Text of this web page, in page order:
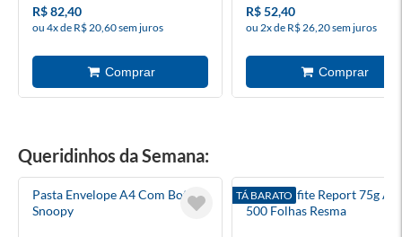
R$ 82,40
ou 4x de R$ 20,60 sem juros
R$ 52,40
ou 2x de R$ 26,20 sem juros
Queridinhos da Semana:
Pasta Envelope A4 Com Botão
Snoopy
TÁ BARATO
Papel Sulfite Report 75g A4
500 Folhas Resma